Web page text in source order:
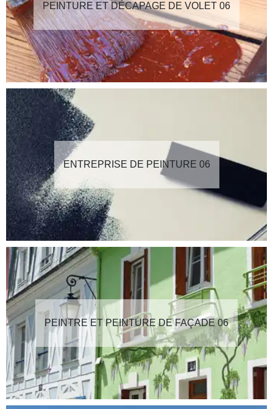
PEINTURE ET DÉCAPAGE DE VOLET 06
ENTREPRISE DE PEINTURE 06
PEINTRE ET PEINTURE DE FAÇADE 06